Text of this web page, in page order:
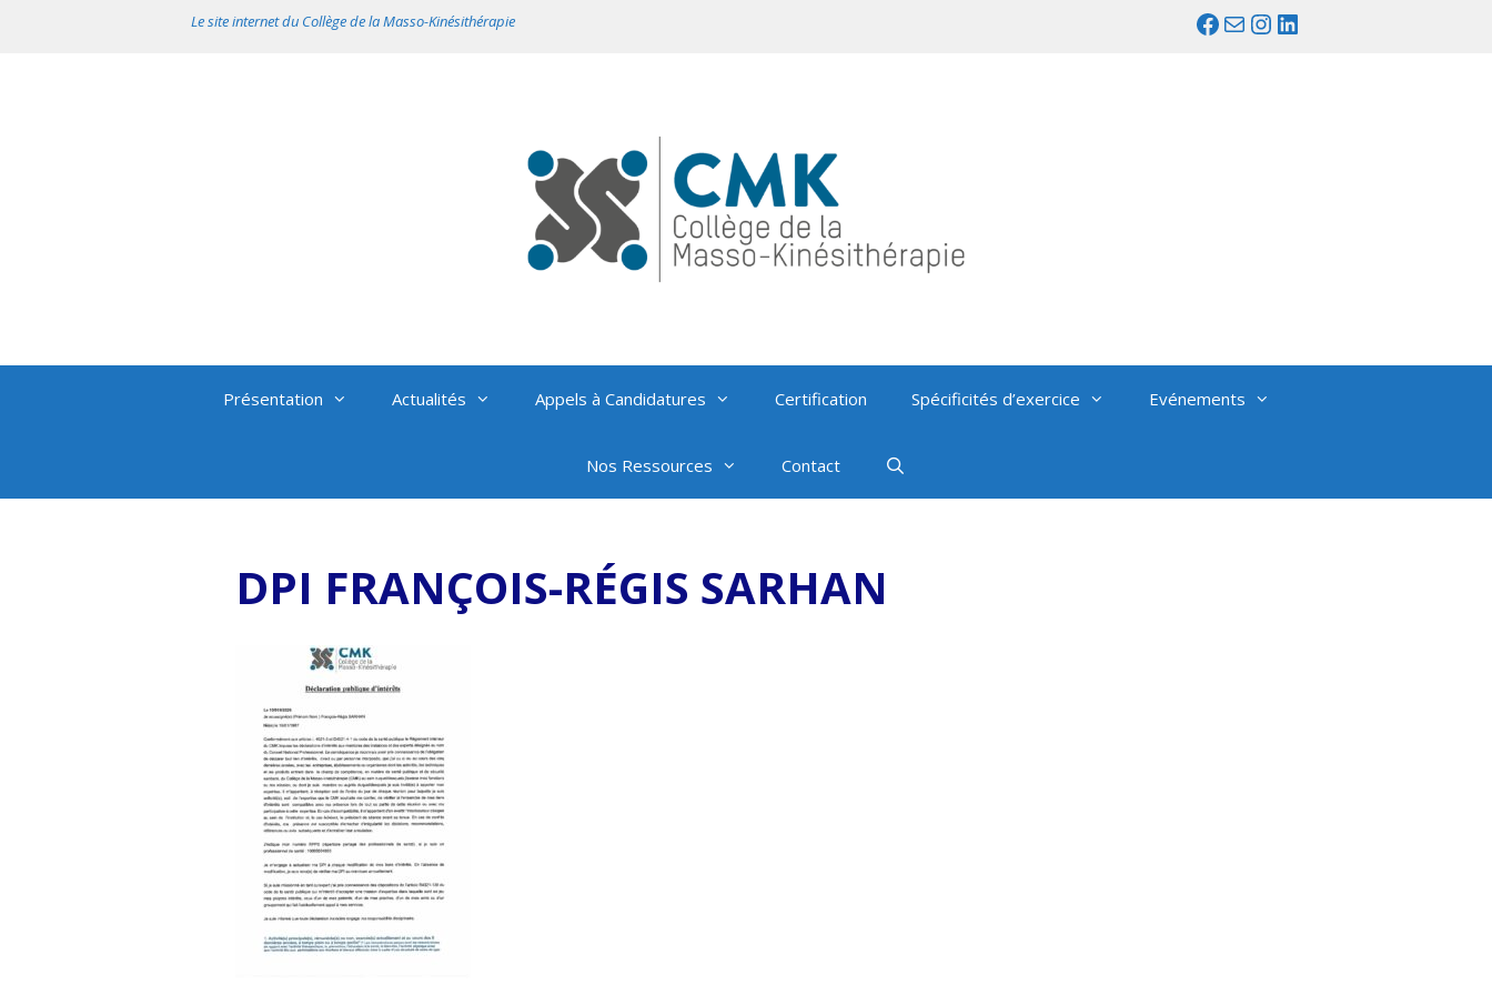
Facebook
MailInstagram
LinkedIn
Le site internet du Collège de la Masso-Kinésithérapie
Présentation Actualités Appels à Candidatures Certification Spécificités d’exercice Evénements
Nos Ressources Contact
DPI FRANÇOIS-RÉGIS SARHAN